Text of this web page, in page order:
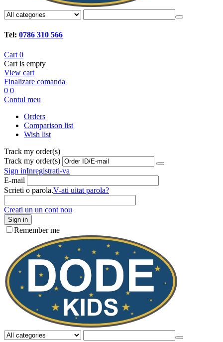
Tel: 0786 310 566
Cart 0
Cart is empty
View cart
Finalizare comanda
0 0
Contul meu
Orders
Comparison list
Wish list
Track my order(s)
Track my order(s)
Sign inInregistrati-va
E-mail
Scrieti o parola.V-ati uitat parola?
Creati un un cont nou
Sign in
Remember me